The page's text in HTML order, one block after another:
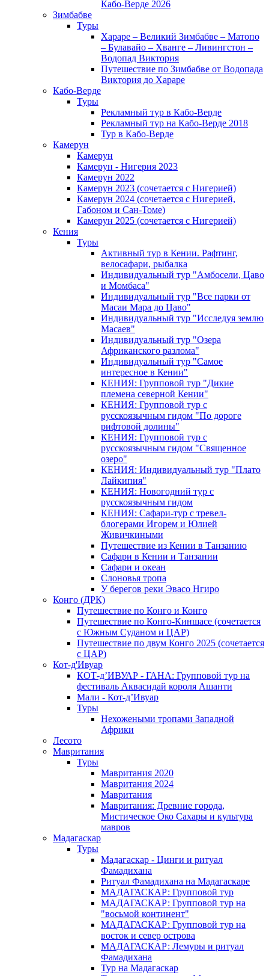
Кабо-Верде 2026
Зимбабве
Туры
Хараре – Великий Зимбабве – Матопо
– Булавайо – Хванге – Ливингстон –
Водопад Виктория
Путешествие по Зимбабве от Водопада
Виктория до Хараре
Кабо-Верде
Туры
Рекламный тур в Кабо-Верде
Рекламный тур на Кабо-Верде 2018
Тур в Кабо-Верде
Камерун
Камерун
Камерун - Нигерия 2023
Камерун 2022
Камерун 2023 (сочетается с Нигерией)
Камерун 2024 (сочетается с Нигерией,
Габоном и Сан-Томе)
Камерун 2025 (сочетается с Нигерией)
Кения
Туры
Активный тур в Кении. Рафтинг,
велосафари, рыбалка
Индивидуальный тур "Амбосели, Цаво
и Момбаса"
Индивидуальный тур "Все парки от
Масаи Мара до Цаво"
Индивидуальный тур "Исследуя землю
Масаев"
Индивидуальный тур "Озера
Африканского разлома"
Индивидуальный тур "Самое
интересное в Кении"
КЕНИЯ: Групповой тур "Дикие
племена северной Кении"
КЕНИЯ: Групповой тур с
русскоязычным гидом "По дороге
рифтовой долины"
КЕНИЯ: Групповой тур с
русскоязычным гидом "Священное
озеро"
КЕНИЯ: Индивидуальный тур "Плато
Лайкипия"
КЕНИЯ: Новогодний тур с
русскоязычным гидом
КЕНИЯ: Сафари-тур с тревел-
блогерами Игорем и Юлией
Живичкиными
Путешествие из Кении в Танзанию
Сафари в Кении и Танзании
Сафари и океан
Слоновья тропа
У берегов реки Эвасо Нгиро
Конго (ДРК)
Путешествие по Конго и Конго
Путешествие по Конго-Киншасе (сочетается
с Южным Суданом и ЦАР)
Путешествие по двум Конго 2025 (сочетается
с ЦАР)
Кот-д'Ивуар
КОТ-д’ИВУАР - ГАНА: Групповой тур на
фестиваль Аквасидай короля Ашанти
Мали - Кот-д’Ивуар
Туры
Нехожеными тропами Западной
Африки
Лесото
Мавритания
Туры
Мавритания 2020
Мавритания 2024
Мавритания
Мавритания: Древние города,
Мистическое Око Сахары и культура
мавров
Мадагаскар
Туры
Мадагаскар - Цинги и ритуал
Фамадихана
Ритуал Фамадихана на Мадагаскаре
МАДАГАСКАР: Групповой тур
МАДАГАСКАР: Групповой тур на
"восьмой континент"
МАДАГАСКАР: Групповой тур на
восток и север острова
МАДАГАСКАР: Лемуры и ритуал
Фамадихана
Тур на Мадагаскар